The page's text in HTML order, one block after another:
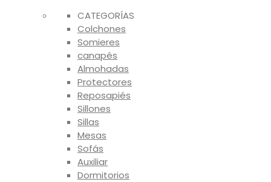
CATEGORÍAS
Colchones
Somieres
canapés
Almohadas
Protectores
Reposapiés
Sillones
Sillas
Mesas
Sofás
Auxiliar
Dormitorios